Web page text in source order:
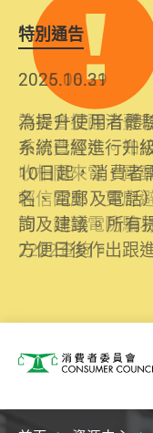
特別通告
2026.06.29
消委會提醒消費
布消費警示。如
收相關來電、電
輕信回應，更應
問，請致電防騙
2222查詢。
2025.10.31
為提升使用者體
系統已經進行升
10日起，消費者
名、電郵及電話
詢及建議。所有
方便日後作出跟
消費者委員會